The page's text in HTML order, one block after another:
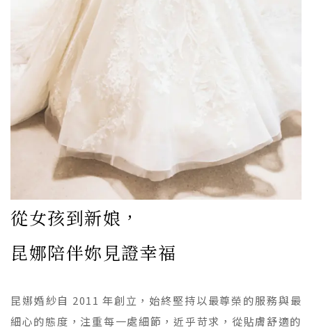
從女孩到新娘，
昆娜陪伴妳見證幸福
昆娜婚紗自 2011 年創立，始終堅持以最尊榮的服務與最
細心的態度，注重每一處細節，近乎苛求，從貼膚舒適的